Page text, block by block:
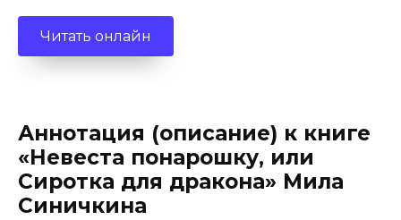
Читать онлайн
Аннотация (описание) к книге
«Невеста понарошку, или
Сиротка для дракона» Мила
Синичкина